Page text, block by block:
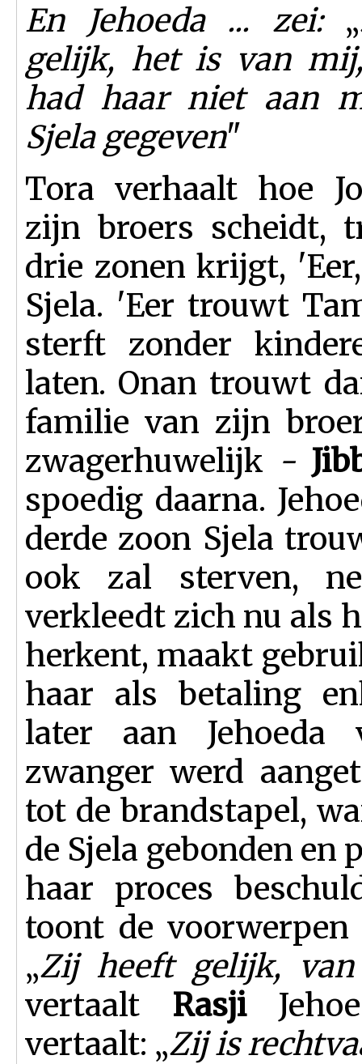
En Jehoeda ... zei: „
gelijk, het is van
had haar niet aan
Sjela gegeven"
Tora verhaalt hoe
zijn broers scheidt,
drie zonen krijgt,
Sjela. 'Eer trouwt
sterft zonder
laten. Onan trouwt
familie van zijn
zwa­ger­huwelijk -
spoe­dig daarna.
derde zoon Sjela
ook zal sterven,
verkleedt zich nu als
herkent, maakt
haar als betaling
later aan
zwanger werd
tot de brandstapel,
de Sjela gebonden en
haar proces
toont de
„Zij heeft gelijk,
vertaalt Rasji
vertaalt: „Zij is